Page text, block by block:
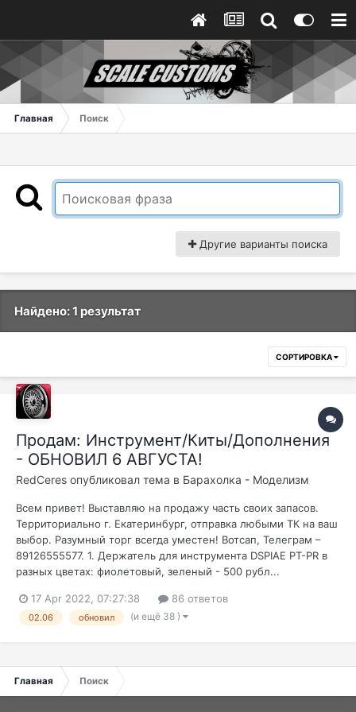
Главная Поиск
Другие варианты поиска
Найдено: 1 результат
СОРТИРОВКА
Продам: Инструмент/Киты/Дополнения
- ОБНОВИЛ 6 АВГУСТА!
RedCeres опубликовал тема в Барахолка - Моделизм
Всем привет! Выставляю на продажу часть своих запасов.
Территориально г. Екатеринбург, отправка любыми ТК на ваш
выбор. Разумный торг всегда уместен! Вотсап, Телеграм –
89126555577. 1. Держатель для инструмента DSPIAE PT-PR в
разных цветах: фиолетовый, зеленый - 500 рубл...
17 Apr 2022, 07:27:38 86 ответов
02.06 обновил (и ещё 38 )
Главная Поиск